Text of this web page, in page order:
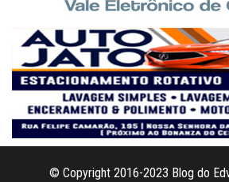
© Copyright 2016-2023 Blog do